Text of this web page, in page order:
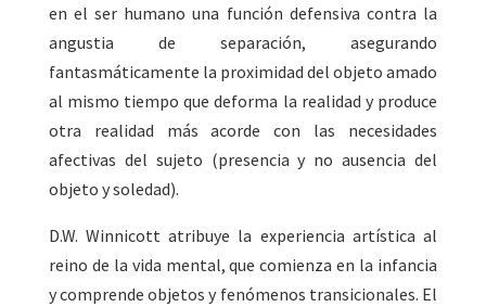
en el ser humano una función defensiva contra la
angustia de separación, asegurando
fantasmáticamente la proximidad del objeto amado
al mismo tiempo que deforma la realidad y produce
otra realidad más acorde con las necesidades
afectivas del sujeto (presencia y no ausencia del
objeto y soledad).
D.W. Winnicott atribuye la experiencia artística al
reino de la vida mental, que comienza en la infancia
y comprende objetos y fenómenos transicionales. El